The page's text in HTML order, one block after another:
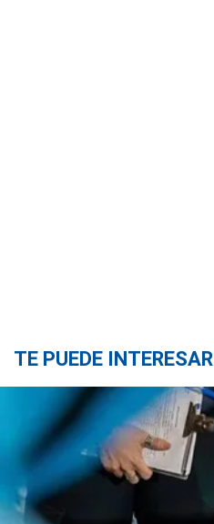
TE PUEDE INTERESAR